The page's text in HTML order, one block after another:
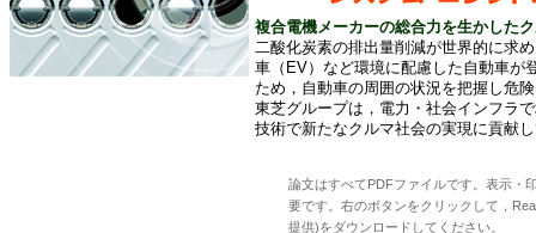
複合電機メーカーの総合力を生かした
二酸化炭素の排出量削減が世界的に求
車（EV）など環境に配慮した自動車が
ため，自動車の周囲の状況を把握し危
東芝グループは，電力・社会インフラ
技術で新たなクルマ社会の実現に貢献
論文はすべてPDFファイルです。表示・
要です。右のボタンをクリックして，
提供)をダウンロードしてください。